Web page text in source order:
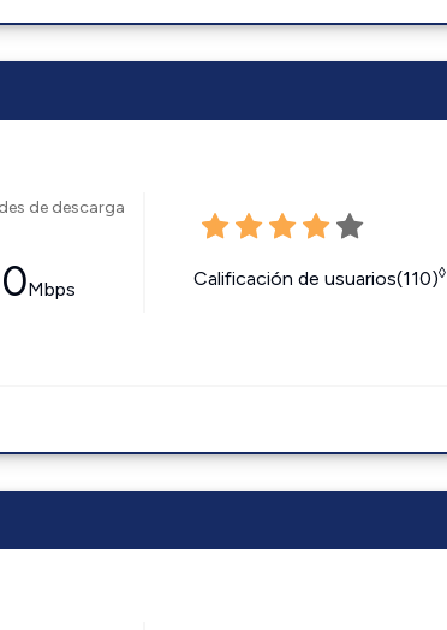
de descarga
Mbps Calificación de usuarios(110)◊